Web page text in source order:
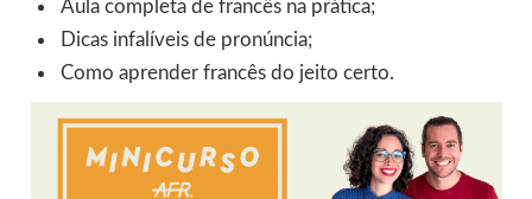
Aula completa de francês na prática;
Dicas infalíveis de pronúncia;
Como aprender francês do jeito certo.